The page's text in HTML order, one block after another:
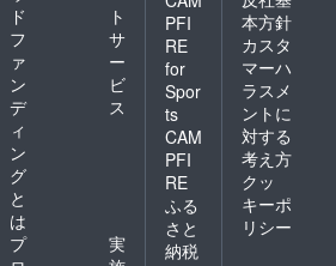
ド
フ
ァ
ン
デ
ィ
ン
グ
と
は
ト
サ
ー
ビ
ス
プ
実
PFI
RE
for
Spor
ts
CAM
PFI
RE
ふる
さと
納税
本方針
カスタ
マーハ
ラスメ
ントに
対する
考え方
クッ
キーポ
リシー